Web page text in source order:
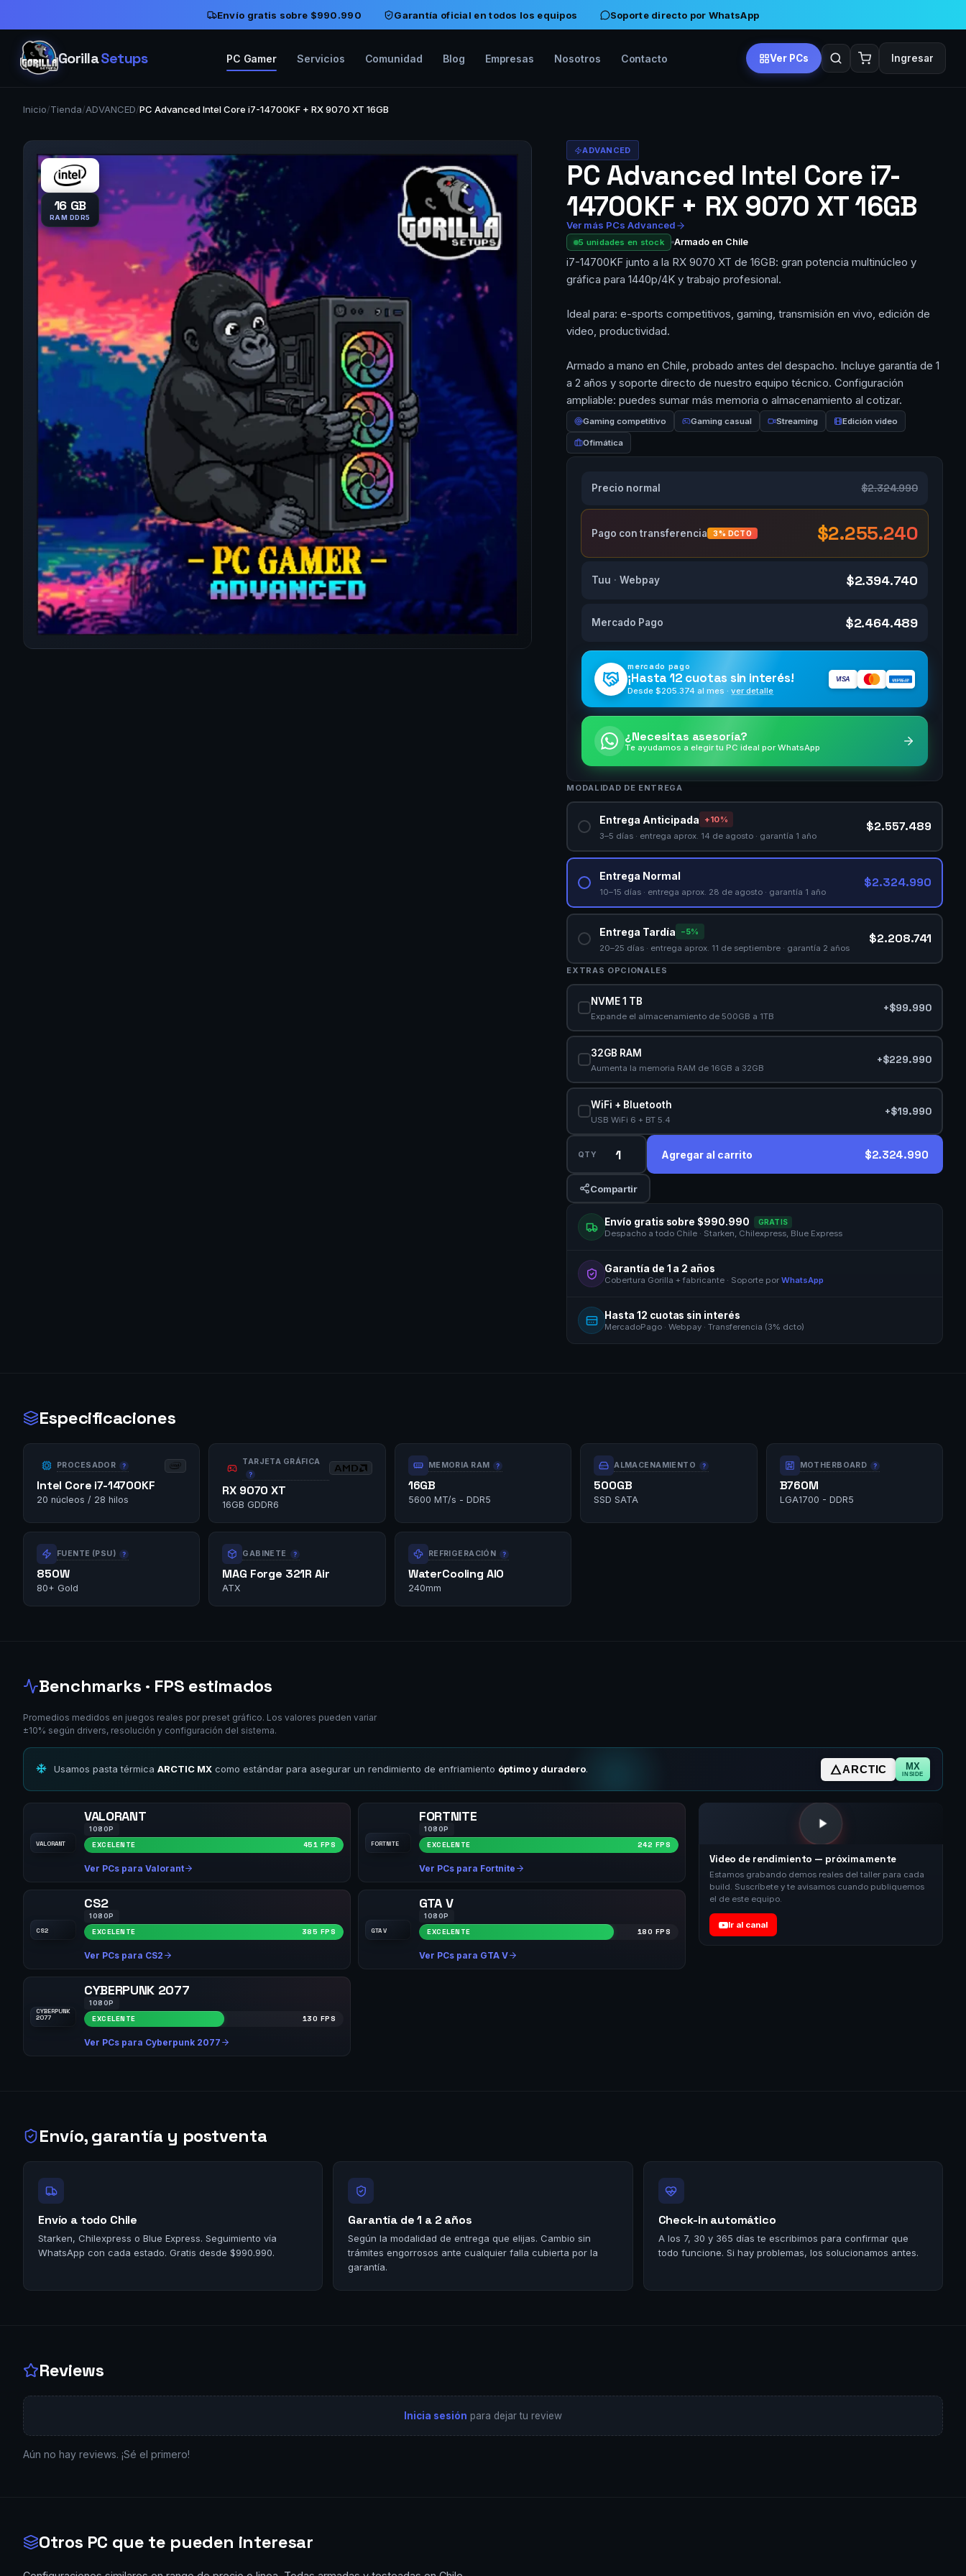
Envío gratis sobre $990.990 Garantía oficial en todos los equipos Soporte directo por WhatsApp
GorillaSetups PC Gamer Servicios Comunidad Blog Empresas Nosotros Contacto Ver PCs Ingresar
Inicio/Tienda/ADVANCED/PC Advanced Intel Core i7-14700KF + RX 9070 XT 16GB
16 GB
RAM DDR5
ADVANCED
PC Advanced Intel Core i7-
14700KF + RX 9070 XT 16GB
Ver más PCs Advanced
5 unidades en stock Armado en Chile
i7-14700KF junto a la RX 9070 XT de 16GB: gran potencia multinúcleo y
gráfica para 1440p/4K y trabajo profesional.
Ideal para: e-sports competitivos, gaming, transmisión en vivo, edición de
video, productividad.
Armado a mano en Chile, probado antes del despacho. Incluye garantía de 1
a 2 años y soporte directo de nuestro equipo técnico. Configuración
ampliable: puedes sumar más memoria o almacenamiento al cotizar.
Gaming competitivo Gaming casual Streaming Edición video
Ofimática
Precio normal $2.324.990
Pago con transferencia 3% DCTO $2.255.240
Tuu · Webpay $2.394.740
Mercado Pago $2.464.489
mercado pago
¡Hasta 12 cuotas sin interés!
Desde $205.374 al mes ·ver detalle
VISA AMERICAN
EXPRESS
¿Necesitas asesoría?
Te ayudamos a elegir tu PC ideal por WhatsApp
MODALIDAD DE ENTREGA
Entrega Anticipada
+10%
3–5 días · entrega aprox. 14 de agosto · garantía 1 año
$2.557.489
Entrega Normal
10–15 días · entrega aprox. 28 de agosto · garantía 1 año
$2.324.990
Entrega Tardía
−5%
20–25 días · entrega aprox. 11 de septiembre · garantía 2 años
$2.208.741
EXTRAS OPCIONALES
NVME 1 TB
Expande el almacenamiento de 500GB a 1TB
+$99.990
32GB RAM
Aumenta la memoria RAM de 16GB a 32GB
+$229.990
WiFi + Bluetooth
USB WiFi 6 + BT 5.4
+$19.990
QTY Agregar al carrito $2.324.990
Compartir
Envío gratis sobre $990.990 GRATIS
Despacho a todo Chile · Starken, Chilexpress, Blue Express
Garantía de 1 a 2 años
Cobertura Gorilla + fabricante · Soporte porWhatsApp
Hasta 12 cuotas sin interés
MercadoPago · Webpay · Transferencia (3% dcto)
Especificaciones
PROCESADOR
Intel Core i7-14700KF
20 núcleos / 28 hilos
TARJETA GRÁFICA
RX 9070 XT
16GB GDDR6
MEMORIA RAM
16GB
5600 MT/s - DDR5
ALMACENAMIENTO
500GB
SSD SATA
MOTHERBOARD
B760M
LGA1700 - DDR5
FUENTE (PSU)
850W
80+ Gold
GABINETE
MAG Forge 321R Air
ATX
REFRIGERACIÓN
WaterCooling AIO
240mm
Benchmarks · FPS estimados
Promedios medidos en juegos reales por preset gráfico. Los valores pueden variar
±10% según drivers, resolución y configuración del sistema.
Usamos pasta térmica ARCTIC MX como estándar para asegurar un rendimiento de enfriamiento óptimo y duradero. ARCTIC MX
INSIDE
VALORANT
VALORANT
1080P
EXCELENTE 451 FPS
Ver PCs para Valorant
FORTNITE
FORTNITE
1080P
EXCELENTE 242 FPS
Ver PCs para Fortnite
CS2
CS2
1080P
EXCELENTE 385 FPS
Ver PCs para CS2
GTA V
GTA V
1080P
EXCELENTE 180 FPS
Ver PCs para GTA V
CYBERPUNK
2077
CYBERPUNK 2077
1080P
EXCELENTE 130 FPS
Ver PCs para Cyberpunk 2077
Video de rendimiento — próximamente
Estamos grabando demos reales del taller para cada
build. Suscríbete y te avisamos cuando publiquemos
el de este equipo.
Ir al canal
Envío, garantía y postventa
Envío a todo Chile
Starken, Chilexpress o Blue Express. Seguimiento vía
WhatsApp con cada estado. Gratis desde $990.990.
Garantía de 1 a 2 años
Según la modalidad de entrega que elijas. Cambio sin
trámites engorrosos ante cualquier falla cubierta por la
garantía.
Check-in automático
A los 7, 30 y 365 días te escribimos para confirmar que
todo funcione. Si hay problemas, los solucionamos antes.
Reviews
Inicia sesión para dejar tu review
Aún no hay reviews. ¡Sé el primero!
Otros PC que te pueden interesar